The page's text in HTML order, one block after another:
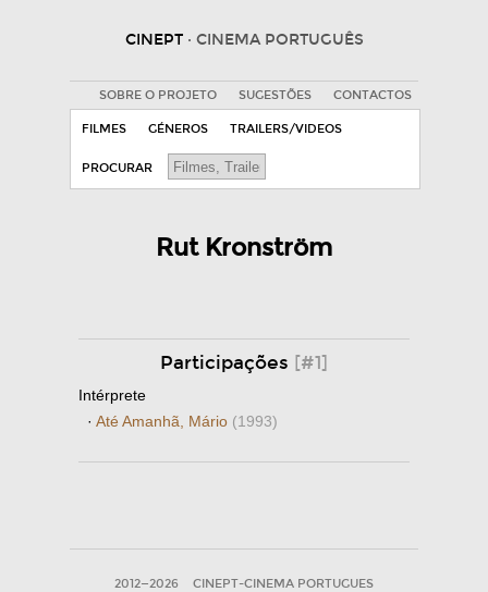
CINEPT · CINEMA PORTUGUÊS
SOBRE O PROJETO SUGESTÕES CONTACTOS
FILMES GÉNEROS TRAILERS/VIDEOS
PROCURAR
Rut Kronström
Participações [#1]
Intérprete
· Até Amanhã, Mário (1993)
2012—2026 CINEPT-CINEMA PORTUGUES